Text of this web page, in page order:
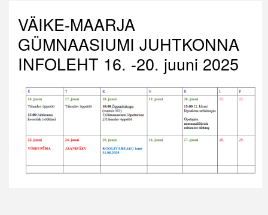
VÄIKE-MAARJA
GÜMNAASIUMI JUHTKONNA
INFOLEHT 16. -20. juuni 2025